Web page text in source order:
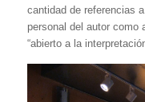
cantidad de referencias
personal del autor como
“abierto a la